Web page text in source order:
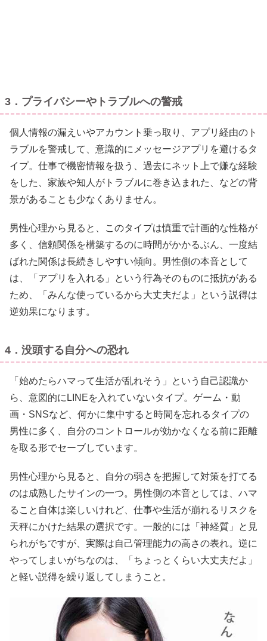
3．プライバシーやトラブルへの警戒
個人情報の漏えいやアカウント乗っ取り、アプリ経由のト
ラブルを警戒して、意識的にメッセージアプリを避けるタ
イプ。仕事で機密情報を扱う、過去にネット上で嫌な経験
をした、家族や知人がトラブルに巻き込まれた、などの背
景があることも少なくありません。
男性心理から見ると、このタイプは慎重で計画的な性格が
多く、信頼関係を構築するのに時間がかかるぶん、一度結
ばれた関係は長続きしやすい傾向。男性側の本音として
は、「アプリを入れる」という行為そのものに抵抗がある
ため、「みんな使っているから大丈夫だよ」という説得は
逆効果になります。
4．没頭する自分への恐れ
「始めたらハマって生活が乱れそう」という自己認識か
ら、意図的にLINEを入れていないタイプ。ゲーム・動
画・SNSなど、何かに集中すると時間を忘れるタイプの
男性に多く、自分のコントロールが効かなくなる前に距離
を取る形でセーブしています。
男性心理から見ると、自分の弱さを把握して対策を打てる
のは成熟したサインの一つ。男性側の本音としては、ハマ
ること自体は楽しいけれど、仕事や生活が崩れるリスクを
天秤にかけた結果の選択です。一般的には「神経質」と見
られがちですが、実際は自己管理能力の高さの表れ。逆に
やってしまいがちなのは、「ちょっとくらい大丈夫だよ」
と軽い説得を繰り返してしまうこと。